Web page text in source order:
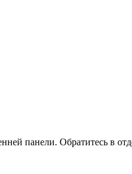
панели. Обратитесь в